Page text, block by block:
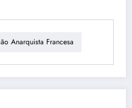
Anarquista Francesa